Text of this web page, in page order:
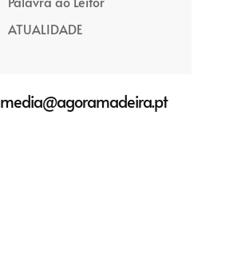
ATUALIDADE
media@agoramadeira.pt